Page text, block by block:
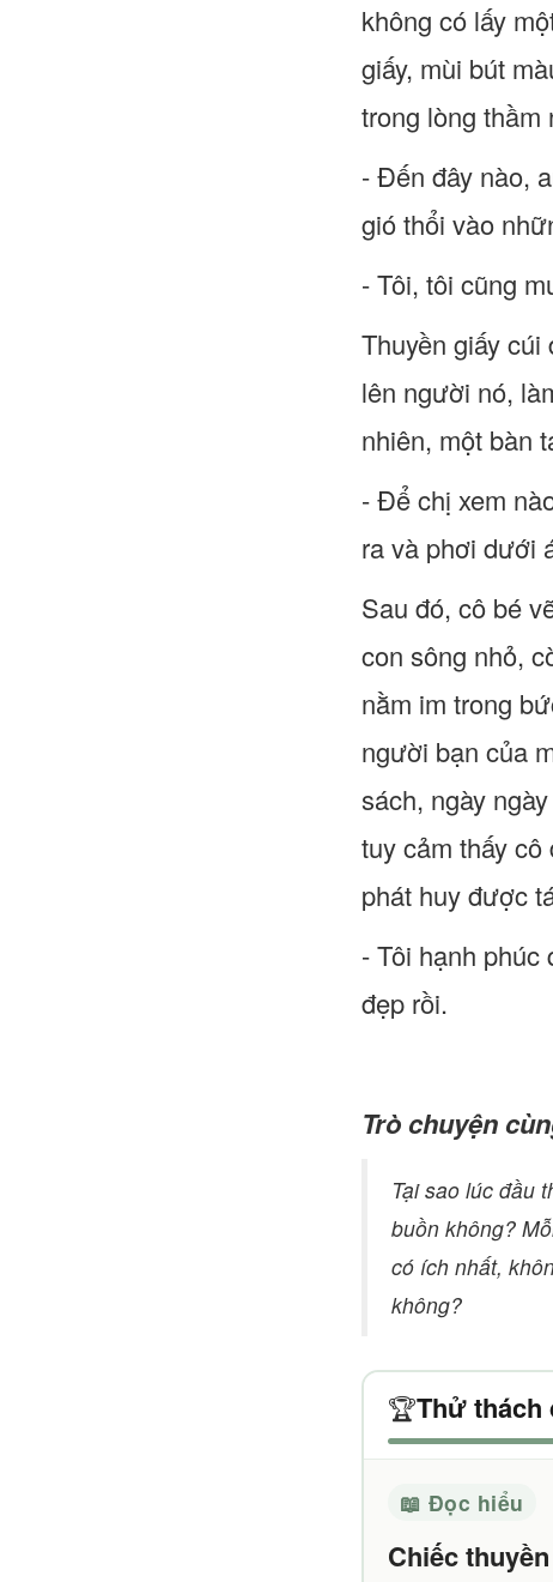
không có lấy
giấy, mùi bút
trong lòng thầm
- Đến đây nào,
gió thổi vào
- Tôi, tôi cũng
Thuyền giấy
lên người nó,
nhiên, một bàn
- Để chị xem
ra và phơi dưới
Sau đó, cô bé
con sông nhỏ,
nằm im trong
người bạn của
sách, ngày
tuy cảm thấy
phát huy được
- Tôi hạnh
đẹp rồi.
Trò chuyện
Tại sao lúc đầu
buồn không?
có ích nhất,
không?
🏆Thử thách
📖 Đọc hiểu
Chiếc